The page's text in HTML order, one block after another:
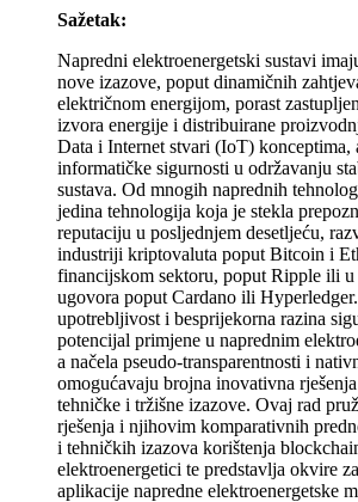
Sažetak:
Napredni elektroenergetski sustavi
nove izazove, poput dinamičnih
električnom energijom, porast
izvora energije i distribuirane
Data i Internet stvari (IoT) konceptima,
informatičke sigurnosti u održavanju
sustava. Od mnogih naprednih
jedina tehnologija koja je stekla
reputaciju u posljednjem desetljeću,
industriji kriptovaluta poput Bitcoin i
financijskom sektoru, poput Ripple ili u
ugovora poput Cardano ili
upotrebljivost i besprijekorna razina
potencijal primjene u naprednim
a načela pseudo-transparentnosti i
omogućavaju brojna inovativna
tehničke i tržišne izazove. Ovaj rad
rješenja i njihovim komparativnih
i tehničkih izazova korištenja
elektroenergetici te predstavlja okvire
aplikacije napredne elektroenergetske